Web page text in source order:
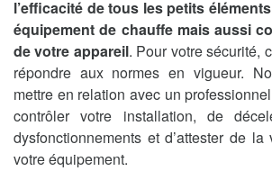
l’efficacité de tous les petits
équipement de chauffe mais aussi
de votre appareil. Pour votre sécurité,
répondre aux normes en vigueur.
mettre en relation avec un
contrôler votre installation, de
dysfonctionnements et d’attester de
votre équipement.